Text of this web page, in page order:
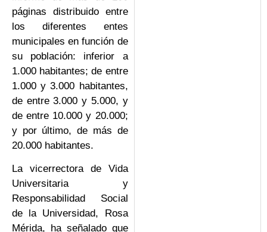
páginas distribuido entre
los diferentes entes
municipales en función de
su población: inferior a
1.000 habitantes; de entre
1.000 y 3.000 habitantes,
de entre 3.000 y 5.000, y
de entre 10.000 y 20.000;
y por último, de más de
20.000 habitantes.
La vicerrectora de Vida
Universitaria y
Responsabilidad Social
de la Universidad, Rosa
Mérida, ha señalado que